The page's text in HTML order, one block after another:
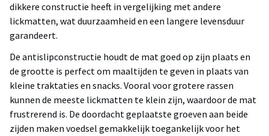
dikkere constructie heeft in vergelijking met andere
lickmatten, wat duurzaamheid en een langere levensduur
garandeert.
De antislipconstructie houdt de mat goed op zijn plaats en
de grootte is perfect om maaltijden te geven in plaats van
kleine traktaties en snacks. Vooral voor grotere rassen
kunnen de meeste lickmatten te klein zijn, waardoor de mat
frustrerend is. De doordacht geplaatste groeven aan beide
zijden maken voedsel gemakkelijk toegankelijk voor het